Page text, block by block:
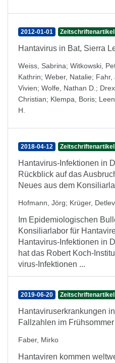
2012-01-01 Zeitschriftenartikel
Hantavirus in Bat, Sierra
Weiss, Sabrina; Witkowski,
Kathrin; Weber, Natalie; Fahr,
Vivien; Wolfe, Nathan D. ;
Christian; Klempa, Boris;
H.
2018-04-12 Zeitschriftenartikel
Hantavirus-Infektionen in
Rückblick auf das
Neues aus dem
Hofmann, Jörg; Krüger, Detlev
Im Epide­mio­lo­gischen
Konsiliar­labor für
Hanta­virus-In­fek­tionen in
hat das Robert Koch-
virus-In­fek­tionen ...
2019-06-20 Zeitschriftenartikel
Hantaviruserkrankungen
Fallzahlen im
Faber, Mirko
Hantaviren kommen